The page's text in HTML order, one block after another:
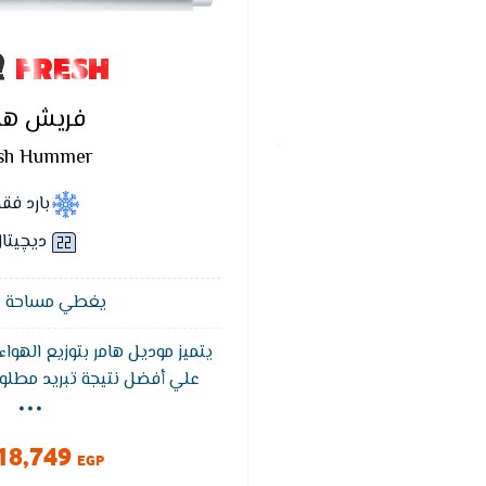
FRESH
فريش
Hummer
بارد
يغطي مساحة 12 متر²
يتميز موديل هامر بتوزيع
علي أفضل نتيجة تبريد
فريش هامر
التشغيل التلقائى يقوم
تلقائيا عند عودة التيار
...
EGP